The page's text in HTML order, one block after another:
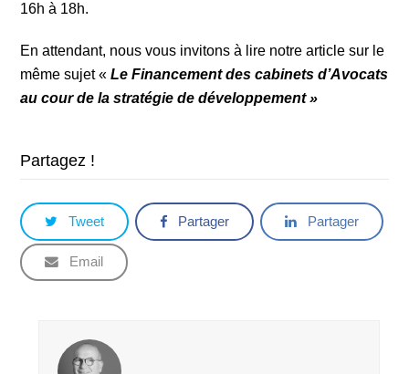
16h à 18h.
En attendant, nous vous invitons à lire notre article sur le
même sujet«Le Financement des cabinets d’Avocats
au cour de la stratégie de développement »
Partagez !
Tweet Partager Partager
Email